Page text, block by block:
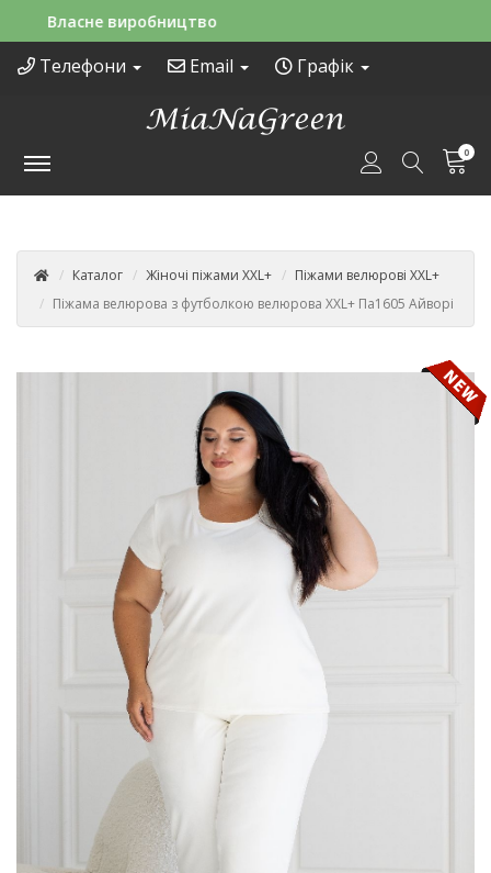
Зручні способи оплати
Телефони Email Графік
0
Каталог Жіночі піжами XXL+
Піжами велюрові XXL+
Піжама велюрова з футболкою велюрова XXL+ Па1605 Айворі